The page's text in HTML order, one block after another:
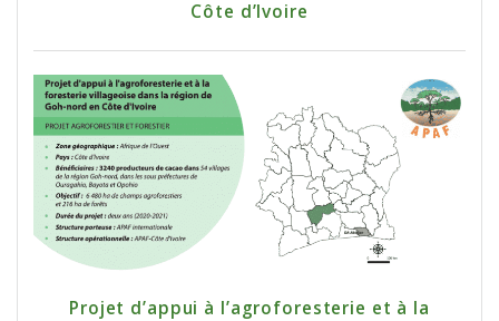
Côte d’Ivoire
Projet d’appui à l’agroforesterie et à la